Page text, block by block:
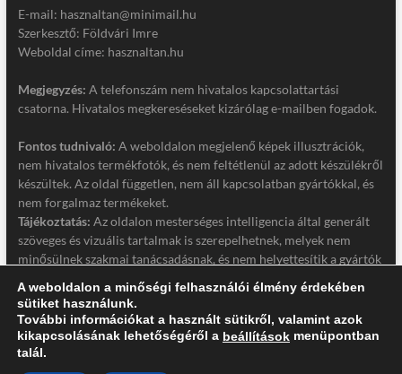
E-mail: hasznaltan@minimail.hu
Szerkesztő: Földvári Imre
Weboldal címe: hasznaltan.hu
Megjegyzés: A telefonszám nem hivatalos kapcsolattartási
csatorna. Hivatalos megkereséseket kizárólag e-mailben fogadok.
Fontos tudnivaló: A weboldalon megjelenő képek illusztrációk,
nem hivatalos termékfotók, és nem feltétlenül az adott készülékről
készültek. Az oldal független, nem áll kapcsolatban gyártókkal, és
nem forgalmaz termékeket.
Tájékoztatás: Az oldalon mesterséges intelligencia által generált
szöveges és vizuális tartalmak is szerepelhetnek, melyek nem
minősülnek szakmai tanácsadásnak, és nem helyettesítik a gyártók
Jogi nyilatkozat
Adatkezelési tájékoztató
A weboldalon a minőségi felhasználói élmény érdekében
sütiket használunk.
További információkat a használt sütikről, valamint azok
kikapcsolásának lehetőségéről a beállítások menüpontban
talál.